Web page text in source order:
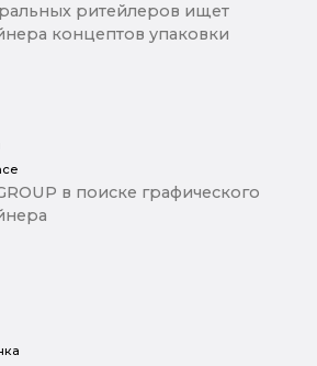
ритейлеров ищет
концептов упаковки
в поиске графического